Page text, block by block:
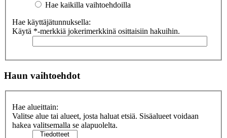
Hae kaikilla vaihtoehdoilla
Hae käyttäjätunnuksella:
Käytä *-merkkiä jokerimerkkinä osittaisiin hakuihin.
Haun vaihtoehdot
Hae alueittain:
Valitse alue tai alueet, josta haluat etsiä. Sisäalueet voidaan
hakea valitsemalla se alapuolelta.